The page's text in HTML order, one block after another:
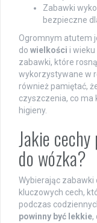
Zabawki
bezpieczne
Ogromnym atutem
do wielkości i
zabawki, które
wykorzystywane w
również pamiętać,
czyszczenia, co
higieny.
Jakie
do wózka?
Wybierając zabawki
kluczowych cech,
podczas
powinny być lekkie,